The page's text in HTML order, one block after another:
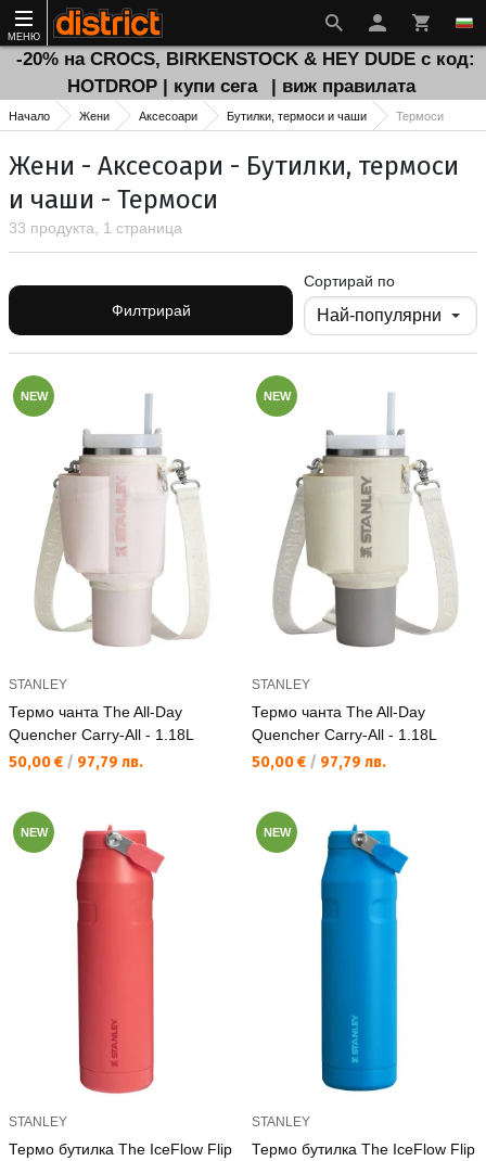
МЕНЮ
-20% на CROCS, BIRKENSTOCK & HEY DUDE с код:
HOTDROP | купи сега
| виж правилата
Начало Жени Аксесоари Бутилки, термоси и чаши Термоси
Жени - Аксесоари - Бутилки, термоси
и чаши - Термоси
33 продукта, 1 страница
Филтрирай
Сортирай по
NEW
STANLEY
Термо чанта The All-Day
Quencher Carry-All - 1.18L
Текуща цена:
50,00 € / 97,79 лв.
NEW
STANLEY
Термо чанта The All-Day
Quencher Carry-All - 1.18L
Текуща цена:
50,00 € / 97,79 лв.
NEW
STANLEY
Термо бутилка The IceFlow Flip
NEW
STANLEY
Термо бутилка The IceFlow Flip